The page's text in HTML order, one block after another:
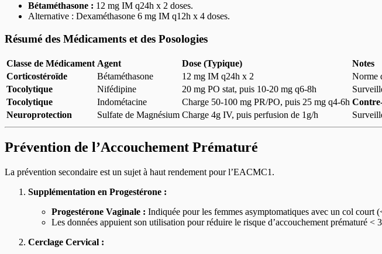
Bétaméthasone : 12 mg IM q24h x 2 doses.
Alternative : Dexaméthasone 6 mg IM q12h x 4 doses.
Résumé des Médicaments et des Posologies
Classe de Médicament Agent Dose (Typique)
Notes
Corticostéroïde
Bétaméthasone 12 mg IM q24h x 2
Norme
Tocolytique
Nifédipine 20 mg PO stat, puis 10-20 mg q6-8h
Tocolytique
Indométacine Charge 50-100 mg PR/PO, puis 25 mg q4-6h
Neuroprotection
Sulfate de Magnésium Charge 4g IV, puis perfusion de 1g/h
Prévention de l’Accouchement Prématuré
La prévention secondaire est un sujet à haut rendement pour l’EACMC1.
Supplémentation en Progestérone :
Progestérone Vaginale : Indiquée pour les femmes asymptomatiques avec un col court
Les données appuient son utilisation pour réduire le risque d’accouchement prématuré <
Cerclage Cervical :